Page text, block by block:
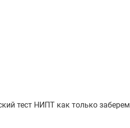
тест НИПТ как только